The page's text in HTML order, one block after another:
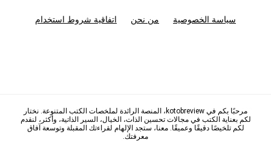
سياسة الخصوصية من نحن اتفاقية شروط استخدام
مرحبًا بكم في kotobreview، المنصة الرائدة لملخصات الكتب المتنوعة. نختار
لكم بعناية الكتب في مجالات تحسين الذات، الخيال، السير الذاتية، وأكثر، لنقدم
لكم تلخيصًا دقيقًا وعميقًا. معنا، ستجد الإلهام لقراءتك المقبلة وتوسعة آفاق
معرفتك.